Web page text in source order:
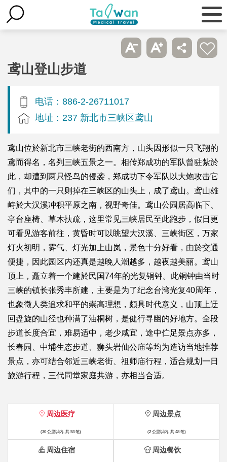
鸢山登山步道
电话：886-2-26711017
地址：237 新北市三峡区鸢山
鸢山位於新北市三峡老街的西南方，山头因形似一只飞翔的
鸢而得名，名列三峡五景之一。相传郑成功的军队曾驻紮於
此，却遭到两只怪鸟的侵袭，郑成功下令军队以大炮攻击它
们，其中的一只则掉在三峡区的山头上，成了鸢山。鸢山雄
峙於大汉溪冲积平原之南，视野奇佳。鸢山公园居高临下、
亭台座椅、草木扶疏，这里常见三峡居民至此跑步，假日更
可看见游客前往，黄昏时可以眺望大汉溪、三峡街区，万家
灯火初明，雾气、灯光加上山岚，景色十分好看，由於交通
便捷，因此园区内还真是越晚人潮越多，越夜越美丽。鸢山
顶上，矗立着一个建於民国74年的光复铜钟。此铜钟由当时
三峡的镇长张秀丰所建，主要是为了纪念台湾光复40周年，
也象徵人类追求和平的崇高理想，颇具时代意义，山顶上迂
回盘旋的山径也种满了油桐树，是健行寻幽的好地方。全段
步道长度合宜，难易适中，老少咸宜，途中伫足景点亦多，
长春园、中埔生态步道、狮头岩仙公庙等均为造访当地推荐
景点，亦可结合邻近三峡老街、祖师庙行程，适合规划一日
旅游行程，三代同堂家庭共游，亦相当合适。
周边医疗
(30 公里以内, 共 53 笔)
周边景点
(2 公里以内, 共 48 笔)
周边住宿 周边餐饮